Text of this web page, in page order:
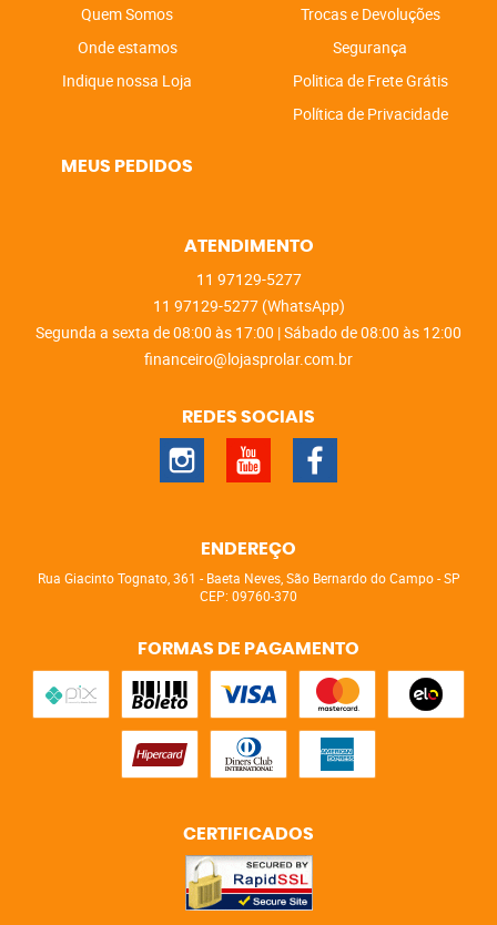
Quem Somos
Onde estamos
Indique nossa Loja
Trocas e Devoluções
Segurança
Politica de Frete Grátis
Política de Privacidade
MEUS PEDIDOS
ATENDIMENTO
11 97129-5277
11 97129-5277 (WhatsApp)
Segunda a sexta de 08:00 às 17:00 | Sábado de 08:00 às 12:00
financeiro@lojasprolar.com.br
REDES SOCIAIS
ENDEREÇO
Rua Giacinto Tognato, 361 - Baeta Neves, São Bernardo do Campo-SP
CEP: 09760-370
FORMAS DE PAGAMENTO
CERTIFICADOS